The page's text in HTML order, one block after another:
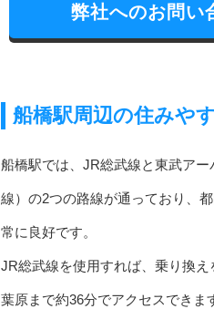
弊社へのお問い
船橋駅周辺の住みや
船橋駅では、JR総武線と東武ア
線）の2つの路線が通っており、
常に良好です。
JR総武線を使用すれば、乗り換
葉原まで約36分でアクセスできま